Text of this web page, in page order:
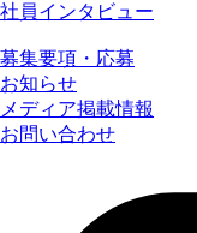
社員インタビュー
募集要項・応募
お知らせ
メディア掲載情報
お問い合わせ